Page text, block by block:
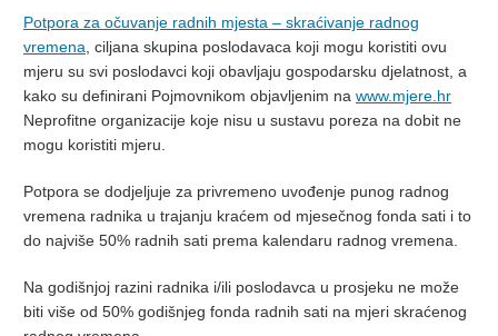
Potpora za očuvanje radnih mjesta – skraćivanje radnog
vremena , ciljana skupina poslodavaca koji mogu koristiti ovu
mjeru su svi poslodavci koji obavljaju gospodarsku djelatnost, a
kako su definirani Pojmovnikom objavljenim na www.mjere.hr
Neprofitne organizacije koje nisu u sustavu poreza na dobit ne
mogu koristiti mjeru.
Potpora se dodjeljuje za privremeno uvođenje punog radnog
vremena radnika u trajanju kraćem od mjesečnog fonda sati i to
do najviše 50% radnih sati prema kalendaru radnog vremena.
Na godišnjoj razini radnika i/ili poslodavca u prosjeku ne može
biti više od 50% godišnjeg fonda radnih sati na mjeri skraćenog